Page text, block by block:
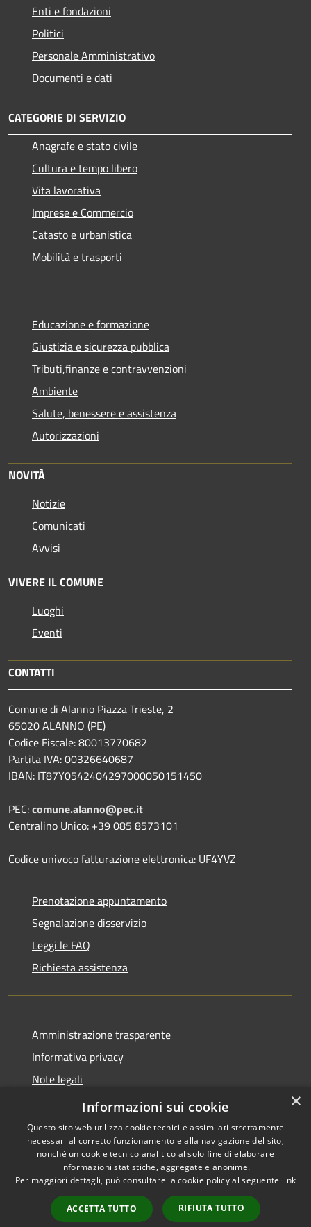
Enti e fondazioni
Politici
Personale Amministrativo
Documenti e dati
CATEGORIE DI SERVIZIO
Anagrafe e stato civile
Cultura e tempo libero
Vita lavorativa
Imprese e Commercio
Catasto e urbanistica
Mobilità e trasporti
Educazione e formazione
Giustizia e sicurezza pubblica
Tributi,finanze e contravvenzioni
Ambiente
Salute, benessere e assistenza
Autorizzazioni
NOVITÀ
Notizie
Comunicati
Avvisi
VIVERE IL COMUNE
Luoghi
Eventi
CONTATTI
Comune di Alanno Piazza Trieste, 2
65020 ALANNO (PE)
Codice Fiscale: 80013770682
Partita IVA: 00326640687
IBAN: IT87Y0542404297000050151450
PEC:comune.alanno@pec.it
Centralino Unico: +39 085 8573101
Codice univoco fatturazione elettronica: UF4YVZ
Prenotazione appuntamento
Segnalazione disservizio
Leggi le FAQ
Richiesta assistenza
Amministrazione trasparente
Informativa privacy
Note legali
Dichiarazione di accessibilità
Accessibilità
Copyright © 2026 • Comune di
Alanno • Powered by
Municipium•
Accesso
redazione
×
Informazioni sui cookie
Questo sito web utilizza cookie tecnici e assimilati strettamente
necessari al corretto funzionamento e alla navigazione del sito,
nonché un cookie tecnico analitico al solo fine di elaborare
informazioni statistiche, aggregate e anonime.
Per maggiori dettagli, può consultare la cookie policy al seguente link
ACCETTA TUTTO RIFIUTA TUTTO